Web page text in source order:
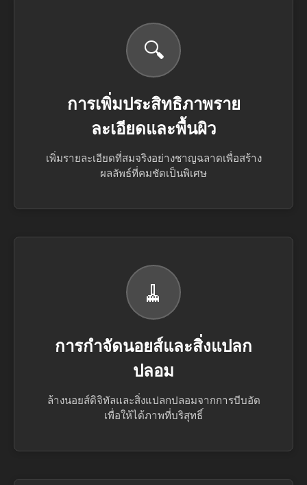
🔍
การเพิ่มประสิทธิภาพราย
ละเอียดและพื้นผิว
เพิ่มรายละเอียดที่สมจริงอย่างชาญฉลาดเพื่อสร้าง
ผลลัพธ์ที่คมชัดเป็นพิเศษ
🧹
การกำจัดนอยส์และสิ่งแปลก
ปลอม
ล้างนอยส์ดิจิทัลและสิ่งแปลกปลอมจากการบีบอัด
เพื่อให้ได้ภาพที่บริสุทธิ์